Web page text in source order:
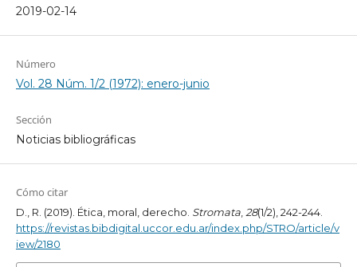
2019-02-14
Número
Vol. 28 Núm. 1/2 (1972): enero-junio
Sección
Noticias bibliográficas
Cómo citar
D., R. (2019). Ética, moral, derecho. Stromata,28(1/2), 242-244.
https://revistas.bibdigital.uccor.edu.ar/index.php/STRO/article/v
iew/2180